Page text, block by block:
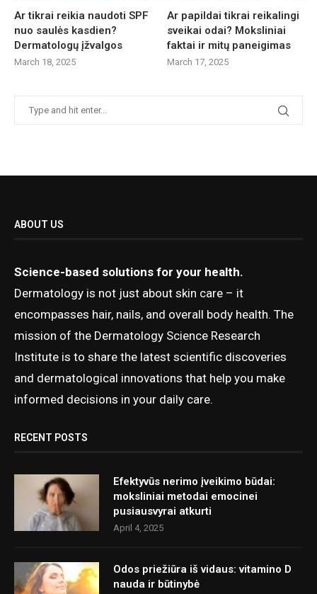
Ar tikrai reikia naudoti SPF
nuo saulės kasdien?
Dermatologų įžvalgos
March 18, 2025
Ar papildai tikrai reikalingi
sveikai odai? Moksliniai
faktai ir mitų paneigimas
March 17, 2025
ABOUT US
Science-based solutions for your health.
Dermatology is not just about skin care – it
encompasses hair, nails, and overall body health. The
mission of the Dermatology Science Research
Institute is to share the latest scientific discoveries
and dermatological innovations that help you make
informed decisions in your daily care.
RECENT POSTS
Efektyvūs nerimo įveikimo būdai:
moksliniai metodai emocinei
pusiausvyrai atkurti
April 4, 2025
Odos priežiūra iš vidaus: vitamino D
nauda ir būtinybė